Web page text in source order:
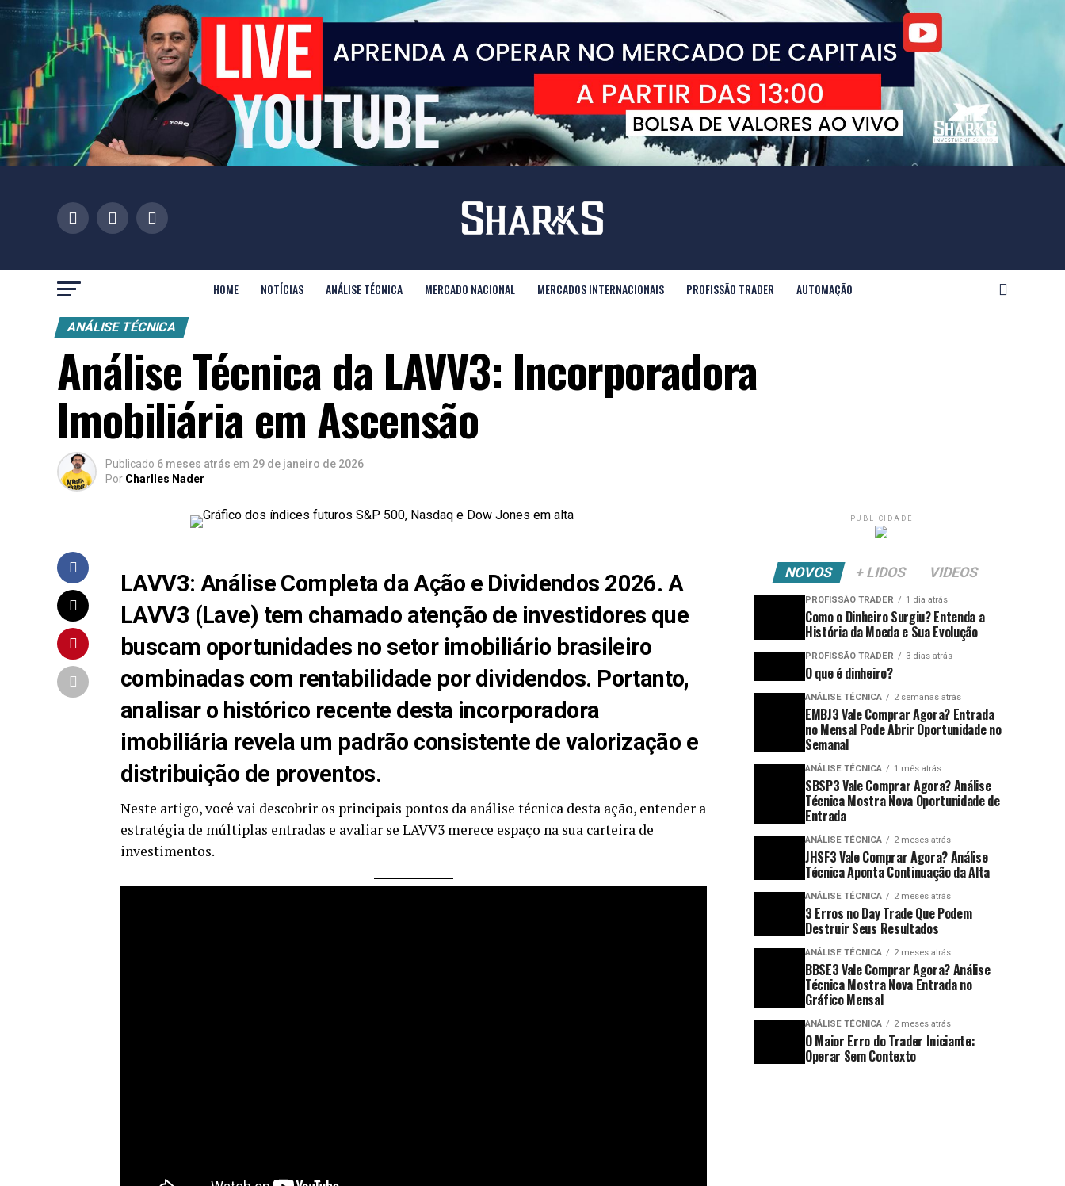
HOME NOTÍCIAS ANÁLISE TÉCNICA MERCADO NACIONAL MERCADOS INTERNACIONAIS PROFISSÃO TRADER AUTOMAÇÃO
ANÁLISE TÉCNICA
Análise Técnica da LAVV3: Incorporadora
Imobiliária em Ascensão
Publicado 6 meses atrás em 29 de janeiro de 2026
Por Charlles Nader
LAVV3: Análise Completa da Ação e Dividendos 2026. A
LAVV3 (Lave) tem chamado atenção de investidores que
buscam oportunidades no setor imobiliário brasileiro
combinadas com rentabilidade por dividendos. Portanto,
analisar o histórico recente desta incorporadora
imobiliária revela um padrão consistente de valorização e
distribuição de proventos.
Neste artigo, você vai descobrir os principais pontos da análise técnica desta ação, entender a
estratégia de múltiplas entradas e avaliar se LAVV3 merece espaço na sua carteira de
investimentos.
PUBLICIDADE
NOVOS + LIDOS VIDEOS
PROFISSÃO TRADER 1 dia atrás
Como o Dinheiro Surgiu? Entenda a
História da Moeda e Sua Evolução
PROFISSÃO TRADER 3 dias atrás
O que é dinheiro?
ANÁLISE TÉCNICA 2 semanas atrás
EMBJ3 Vale Comprar Agora? Entrada
no Mensal Pode Abrir Oportunidade no
Semanal
ANÁLISE TÉCNICA 1 mês atrás
SBSP3 Vale Comprar Agora? Análise
Técnica Mostra Nova Oportunidade de
Entrada
ANÁLISE TÉCNICA 2 meses atrás
JHSF3 Vale Comprar Agora? Análise
Técnica Aponta Continuação da Alta
ANÁLISE TÉCNICA 2 meses atrás
3 Erros no Day Trade Que Podem
Destruir Seus Resultados
ANÁLISE TÉCNICA 2 meses atrás
BBSE3 Vale Comprar Agora? Análise
Técnica Mostra Nova Entrada no
Gráfico Mensal
ANÁLISE TÉCNICA 2 meses atrás
O Maior Erro do Trader Iniciante:
Operar Sem Contexto